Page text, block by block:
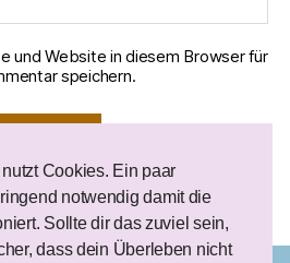
und Website in diesem Browser für
speichern.
Cookies. Ein paar
notwendig damit die
Sollte dir das zuviel sein,
dass dein Überleben nicht